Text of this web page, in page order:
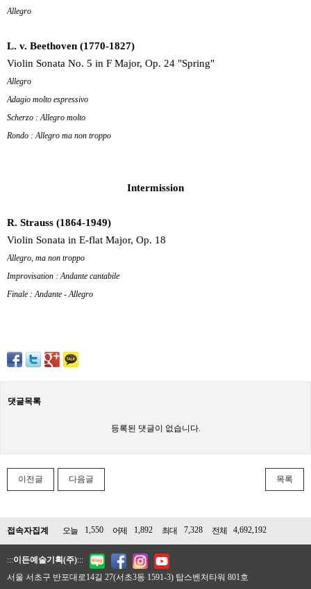
Allegro
L. v. Beethoven (1770-1827)
Violin Sonata No. 5 in F Major, Op. 24 "Spring"
Allegro
Adagio molto espressivo
Scherzo : Allegro molto
Rondo : Allegro ma non troppo
Intermission
R. Strauss (1864-1949)
Violin Sonata in E-flat Major, Op. 18
Allegro, ma non troppo
Improvisation : Andante cantabile
Finale : Andante - Allegro
댓글목록
등록된 댓글이 없습니다.
이전글 다음글 목록
접속자집계 오늘 1,550 어제 1,892 최대 7,328 전체 4,692,192
:::이든예술기획(주):::
서울 서초구 반포대로14길 27(서초3동 1591-3) 탑스벤처타워 801호